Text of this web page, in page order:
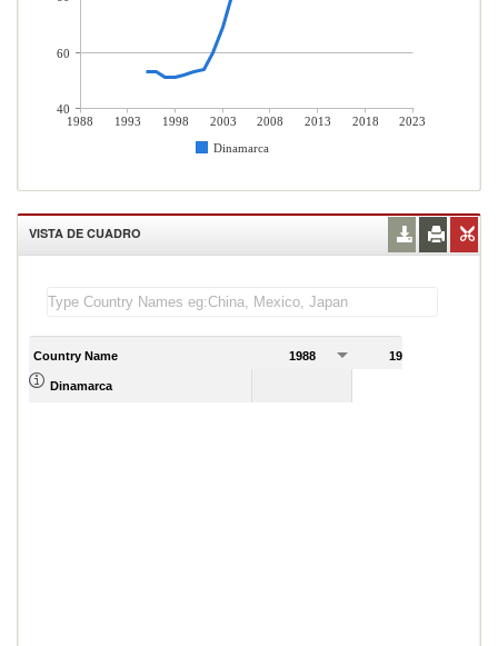
1988 1993 1998 2003 2008 2013 2018
2023
Dinamarca
60
40
VISTA DE CUADRO
Country Name 1988 1989
Dinamarca